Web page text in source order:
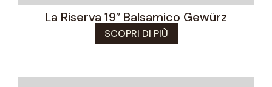
La Riserva 19″ Balsamico Gewürz
SCOPRI DI PIÙ